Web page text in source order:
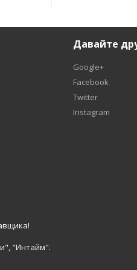
Давайте
Google+
Facebook
Twitter
Instagram
"Интайм".